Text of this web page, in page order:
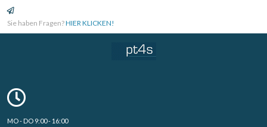
Sie haben Fragen?HIER KLICKEN!
MO - DO 9:00 - 16:00